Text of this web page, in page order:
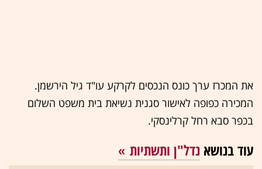
את המכרז ערך כונס הנכסים לקרקע עו"ד גיל הירשמן.
המכירה כפופה לאישור סגנית נשיאת בית משפט השלום
בכפר סבא רחל קרלינסקי.
עוד בנושא נדל"ן ותשתיות